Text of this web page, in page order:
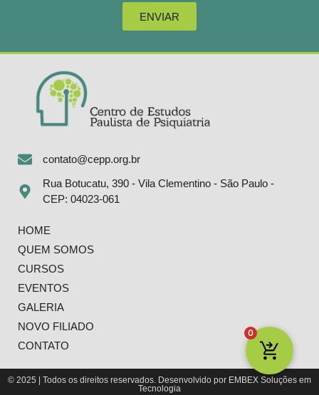
ENVIAR
contato@cepp.org.br
Rua Botucatu, 390 - Vila Clementino - São Paulo -
CEP: 04023-061
HOME
QUEM SOMOS
CURSOS
EVENTOS
GALERIA
NOVO FILIADO
CONTATO
© 2025 | Todos os direitos reservados. Desenvolvido por EMBEX Soluções em
Tecnologia
0